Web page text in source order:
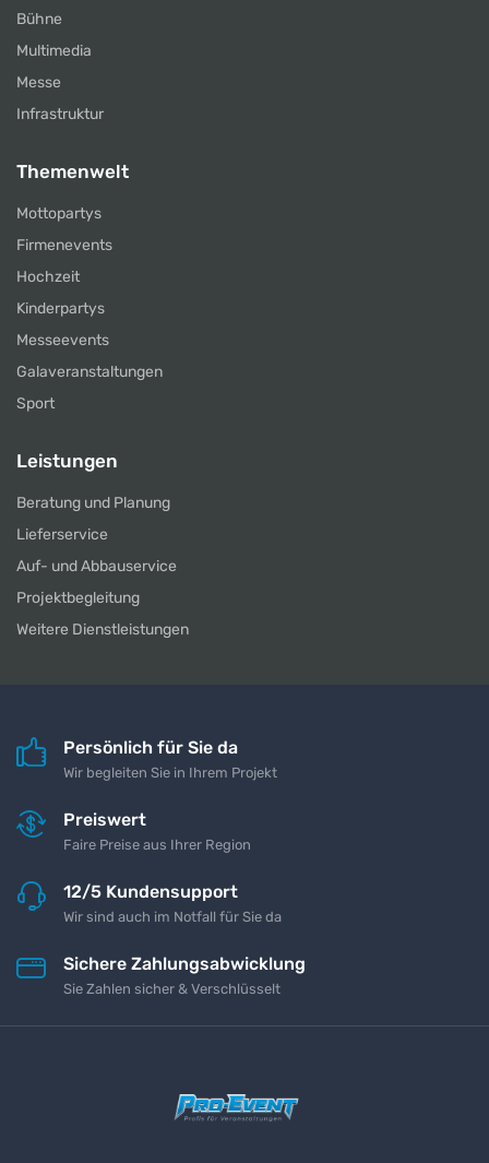
Bühne
Multimedia
Messe
Infrastruktur
Themenwelt
Mottopartys
Firmenevents
Hochzeit
Kinderpartys
Messeevents
Galaveranstaltungen
Sport
Leistungen
Beratung und Planung
Lieferservice
Auf- und Abbauservice
Projektbegleitung
Weitere Dienstleistungen
Persönlich für Sie da
Wir begleiten Sie in Ihrem Projekt
Preiswert
Faire Preise aus Ihrer Region
12/5 Kundensupport
Wir sind auch im Notfall für Sie da
Sichere Zahlungsabwicklung
Sie Zahlen sicher & Verschlüsselt